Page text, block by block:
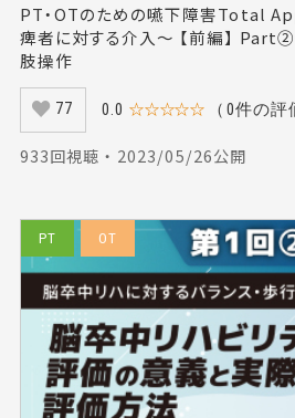
PT・OTのための嚥下障害Total
痺者に対する介入～ 【前編】
肢操作
77 0.0 ☆☆☆☆☆ （0件の評
933回視聴 ・ 2023/05/26公開
PT OT